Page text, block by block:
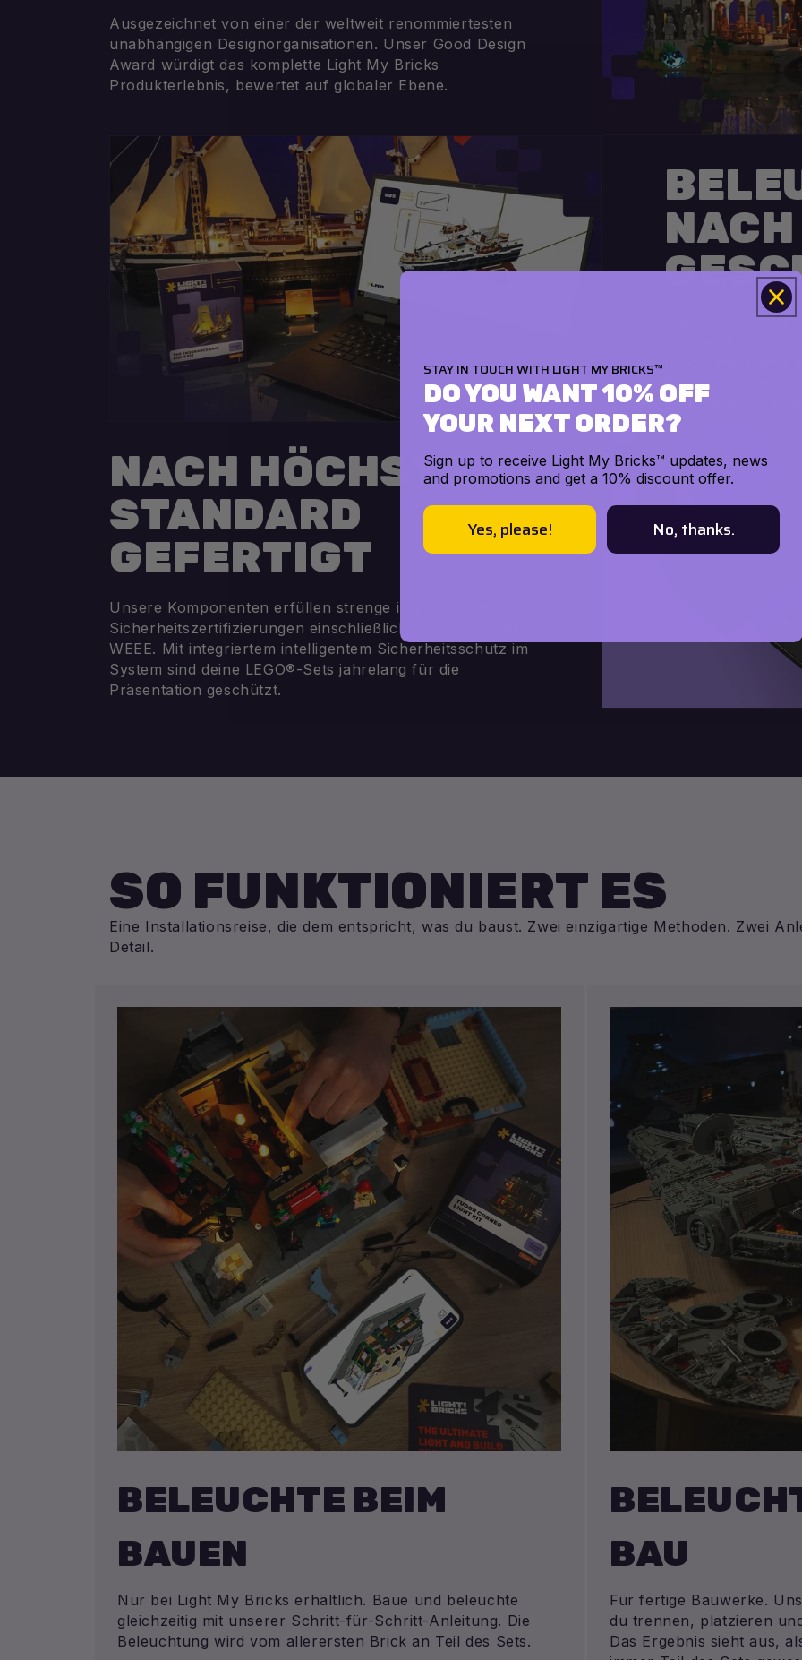
Ausgezeichnet von einer der weltweit renommiertesten
unabhängigen Designorganisationen. Unser Good Design
Award würdigt das komplette Light My Bricks
Produkterlebnis, bewertet auf globaler Ebene.
Die einzige
vollständige
Build – installiere
Build – füge
Bau, deine
NACH HÖCHSTEM
STANDARD
GEFERTIGT
Unsere Komponenten erfüllen strenge internationale
Sicherheitszertifizierungen einschließlich RoHS, CE und
WEEE. Mit integriertem intelligentem Sicherheitsschutz im
System sind deine LEGO®-Sets jahrelang für die
Präsentation geschützt.
SO FUNKTIONIERT ES
Eine Installationsreise, die dem entspricht, was du baust. Zwei einzigartige Methoden. Zwei
Detail.
BELEUCHTE BEIM
BAUEN
Nur bei Light My Bricks erhältlich. Baue und beleuchte
gleichzeitig mit unserer Schritt-für-Schritt-Anleitung. Die
Beleuchtung wird vom allerersten Brick an Teil des Sets.
BAU
Für fertige Bauwerke.
du trennen, platzieren
Das Ergebnis sieht aus,
STAY IN TOUCH WITH LIGHT MY BRICKS™
DO YOU WANT 10% OFF
YOUR NEXT ORDER?
Sign up to receive Light My Bricks™ updates, news
and promotions and get a 10% discount offer.
Yes, please! No, thanks.